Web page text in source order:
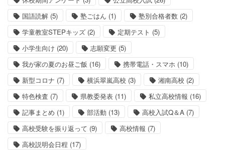
国語読解 (5) 塾ごはん (1) 塾別合格者数 (2)
学童教室STEPキッズ (2) 定期テスト (5)
小学生向け (20) 志願変更 (5)
我が家の夏のお昼ご飯 (16) 携帯電話・スマホ (10)
新型コロナ (7) 横浜翠嵐高校 (3) 湘南高校 (2)
特色検査 (7) 県教委発表 (11) 私立高校情報 (16)
記事まとめ (1) 部活動 (13) 高校入試Q＆A (7)
高校受験を振り返って (9) 高校情報 (7)
高校説明会日程 (17)